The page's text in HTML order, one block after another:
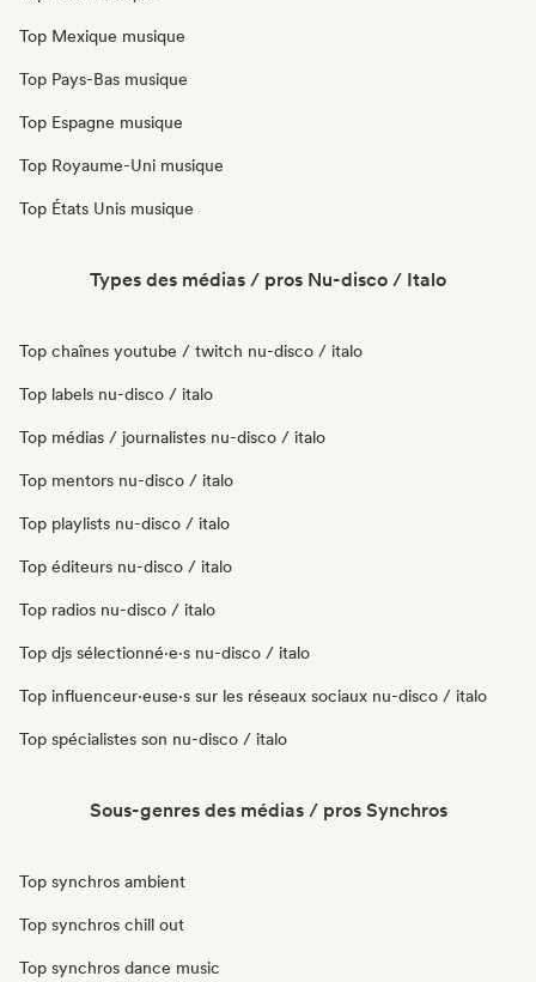
Top Mexique musique
Top Pays-Bas musique
Top Espagne musique
Top Royaume-Uni musique
Top États Unis musique
Types des médias / pros Nu-disco / Italo
Top chaînes youtube / twitch nu-disco / italo
Top labels nu-disco / italo
Top médias / journalistes nu-disco / italo
Top mentors nu-disco / italo
Top playlists nu-disco / italo
Top éditeurs nu-disco / italo
Top radios nu-disco / italo
Top djs sélectionné·e·s nu-disco / italo
Top influenceur·euse·s sur les réseaux sociaux nu-disco / italo
Top spécialistes son nu-disco / italo
Sous-genres des médias / pros Synchros
Top synchros ambient
Top synchros chill out
Top synchros dance music